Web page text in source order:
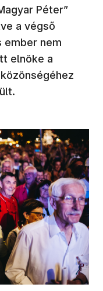
Péter”
a végső
ember nem
elnöke a